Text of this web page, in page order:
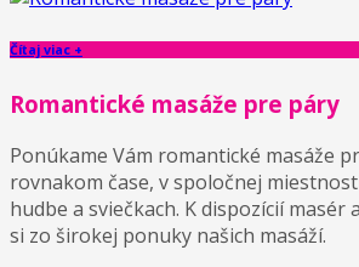
Čítaj viac +
Romantické masáže pre páry
Ponúkame Vám romantické masáže
rovnakom čase, v spoločnej
hudbe a sviečkach. K dispozícií masér
si zo širokej ponuky našich masáží.